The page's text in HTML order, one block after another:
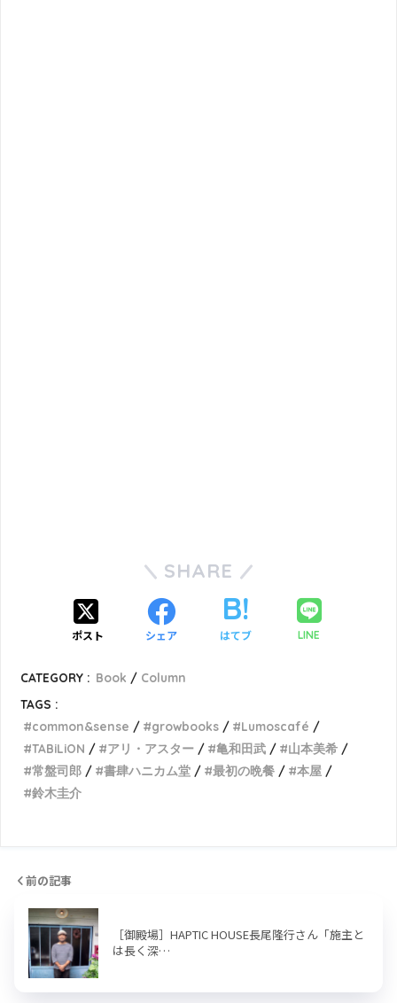
SHARE
ポスト シェア はてブ LINE
CATEGORY : Book
Column
TAGS :
common&sense
growbooks
Lumoscafé
TABiLiON
アリ・アスター 亀和田武
山本美希
常盤司郎
書肆ハニカム堂 最初の晩餐
本屋
鈴木圭介
前の記事
［御殿場］HAPTIC HOUSE長尾隆行さん「施主と
は長く深…